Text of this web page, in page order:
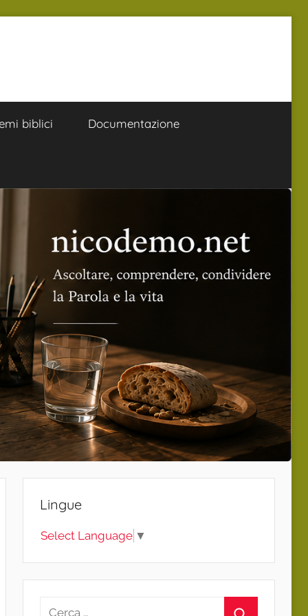
biblici Documentazione
Lingue
Select Language ▼
Ricerca